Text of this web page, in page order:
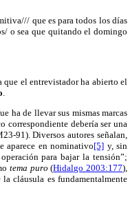
que es para todos los días
o sea que quitando el domingo
que el entrevistador ha abierto el
.
ha de llevar sus mismas marcas
debería ser una
91). Diversos autores señalan,
aparece en nominativo[5] y, sin
para bajar la tensión”;
tema puro (Hidalgo 2003:177),
cláusula es fundamentalmente